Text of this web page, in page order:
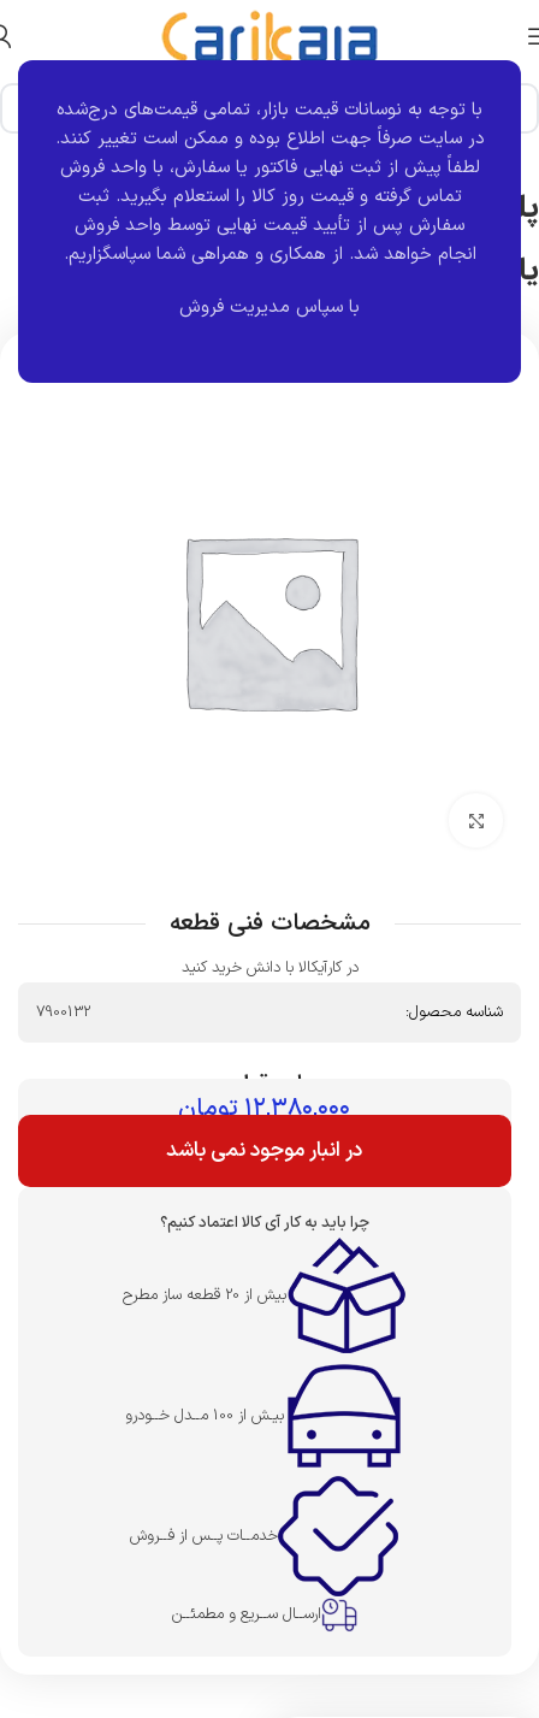
با توجه به نوسانات قیمت بازار، تمامی قیمت‌های درج‌شده
در سایت صرفاً جهت اطلاع بوده و ممکن است تغییر کنند.
لطفاً پیش از ثبت نهایی فاکتور یا سفارش، با واحد فروش
تماس گرفته و قیمت روز کالا را استعلام بگیرید. ثبت
سفارش پس از تأیید قیمت نهایی توسط واحد فروش
انجام خواهد شد. از همکاری و همراهی شما سپاسگزاریم.
با سپاس مدیریت فروش
خانه برند قطعه یاپکو
پلوس کامل چرخ جلو 405 بلند راست
یاپکو
مشخصات فنی قطعه
در کارآیکالا با دانش خرید کنید
شناسه محصول:
7900132
بهای قطعه :
۱۲,۳۸۰,۰۰۰تومان
در انبار موجود نمی باشد
چرا باید به کار آی کالا اعتماد کنیم؟
بیش از 20 قطعه ساز مطرح
بیـش از 100 مــدل خــودرو
خدمــات پــس از فــروش
ارســال ســریع و مطمئــن